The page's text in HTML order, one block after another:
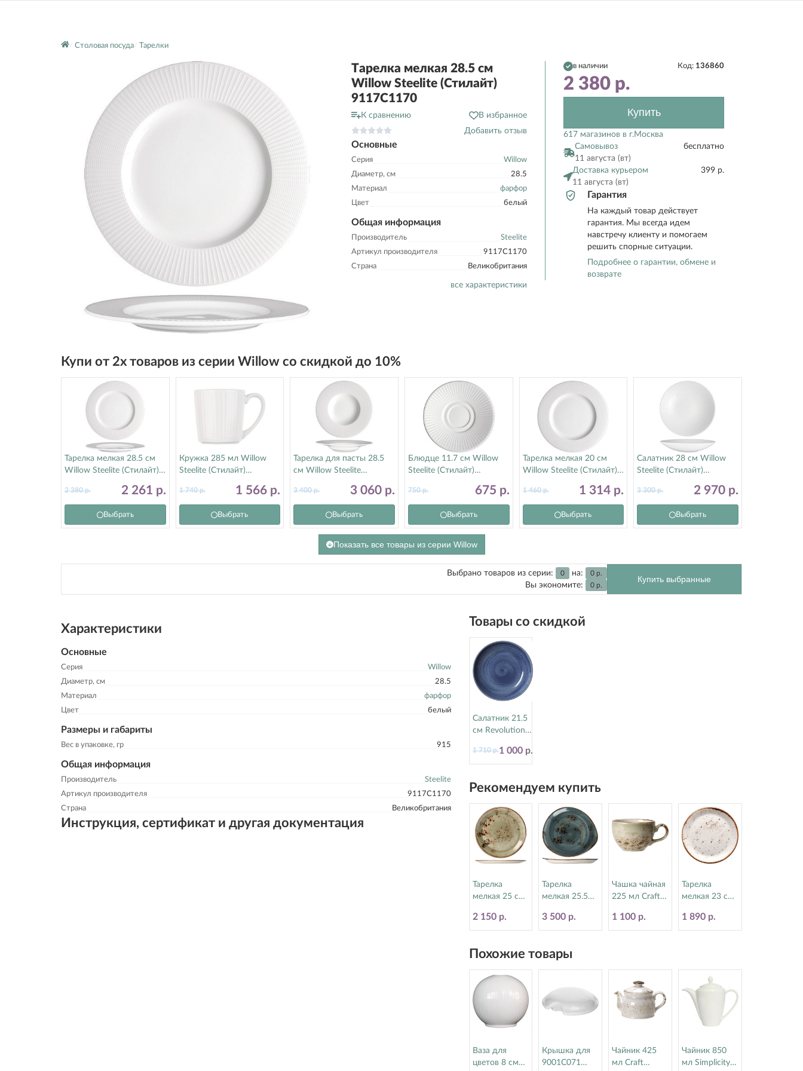
Столовая посуда Тарелки
Тарелка мелкая 28.5 см
Willow Steelite (Стилайт)
9117C1170
К сравнению
В избранное
Добавить отзыв
Основные
Серия
Willow
Диаметр, см
28.5
Материал
фарфор
Цвет
белый
Общая информация
Производитель
Steelite
Артикул производителя
9117C1170
Страна
Великобритания
все характеристики
в наличии Код: 136860
2 380 р.
Купить
617 магазинов в г.Москва
Самовывоз
11 августа (вт)
бесплатно
Доставка курьером
11 августа (вт)
399 р.
Гарантия
На каждый товар действует
гарантия. Мы всегда идем
навстречу клиенту и помогаем
решить спорные ситуации.
Подробнее о гарантии, обмене и
возврате
Купи от 2х товаров из серии Willow со скидкой до 10%
Тарелка мелкая 28.5 см
Willow Steelite (Стилайт)
2 261 р.
2 380р.
Выбрать
Кружка 285 мл Willow
Steelite (Стилайт)
1 566 р.
1 740р.
Выбрать
Тарелка для пасты 28.5
см Willow Steelite
3 060 р.
3 400р.
Выбрать
Блюдце 11.7 см Willow
Steelite (Стилайт)
675 р.
750р.
Выбрать
Тарелка мелкая 20 см
Willow Steelite (Стилайт)
1 314 р.
1 460р.
Выбрать
Салатник 28 см Willow
Steelite (Стилайт)
2 970 р.
3 300р.
Выбрать
Показать все товары из серии Willow
Выбрано товаров из серии: 0 на: 0 р.
Вы экономите: 0 р.
Купить выбранные
Характеристики
Основные
Серия
Willow
Диаметр, см
28.5
Материал
фарфор
Цвет
белый
Размеры и габариты
Вес в упаковке, гр 915
Общая информация
Производитель
Steelite
Артикул производителя
9117C1170
Страна
Великобритания
Инструкция, сертификат и другая документация
Товары со скидкой
Салатник 21.5
см Revolution
Steelite
(Стилайт)
1 000 р.
1 710 р.
Рекомендуем купить
Тарелка
мелкая 25 см
Steelite
(Стилайт)
2 150 р.
Тарелка
мелкая 25.5
Steelite
(Стилайт)
3 500 р.
Чашка чайная
225 мл Craft
(Стилайт)
11310189
1 100 р.
Тарелка
мелкая 23 см
Steelite
(Стилайт)
1 890 р.
Похожие товары
Ваза для
цветов 8 см
Крышка для
9001C071
Чайник 425
мл Craft
Чайник 850
мл Simplicity